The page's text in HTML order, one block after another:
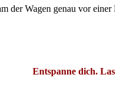
der Wagen genau vor
Entspanne dich.